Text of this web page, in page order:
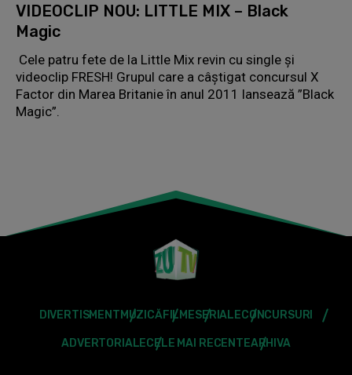
VIDEOCLIP NOU: LITTLE MIX – Black
Magic
Cele patru fete de la Little Mix revin cu single și
videoclip FRESH! Grupul care a câștigat concursul X
Factor din Marea Britanie în anul 2011 lansează ”Black
Magic”.
DIVERTISMENT MUZICĂFILMESERIALECONCURSURI
ADVERTORIALECELE MAI RECENTEARHIVA